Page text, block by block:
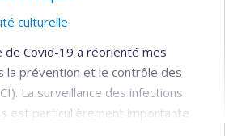
culturelle
de Covid-19 a réorienté mes
la prévention et le contrôle des
La surveillance des infections
est particulièrement importante
que les patients hospitalisés sont